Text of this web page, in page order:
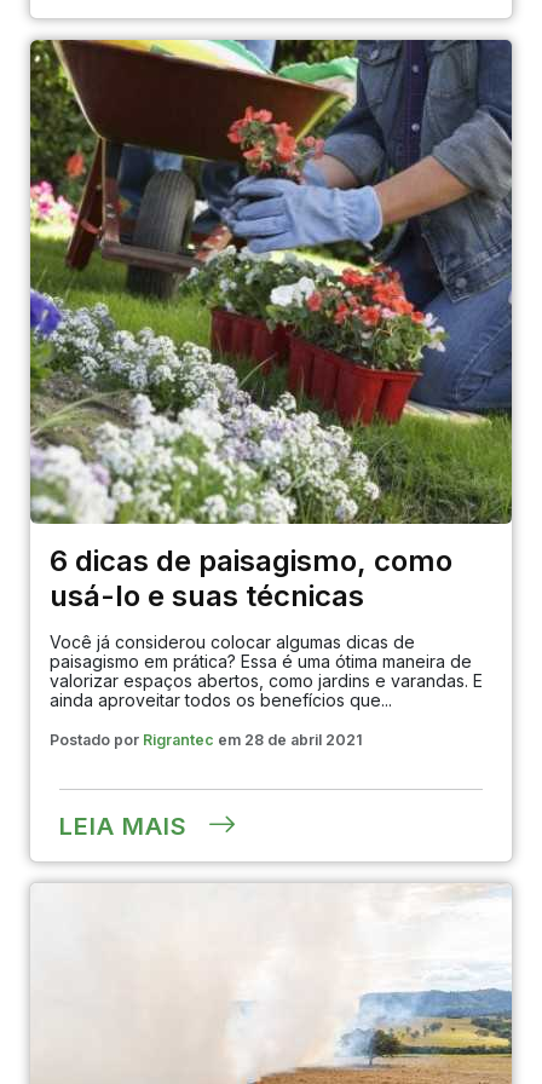
6 dicas de paisagismo, como
usá-lo e suas técnicas
Você já considerou colocar algumas dicas de
paisagismo em prática? Essa é uma ótima maneira de
valorizar espaços abertos, como jardins e varandas. E
ainda aproveitar todos os benefícios que...
Postado por Rigrantec em 28 de abril 2021
LEIA MAIS